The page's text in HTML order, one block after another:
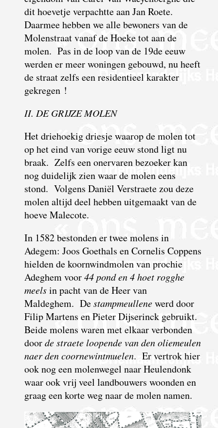
dit hoevetje verpachtte aan Jan Roete.
Daarmee hebben we alle bewoners van de
Molenstraat vanaf de Hoeke tot aan de
molen. Pas in de loop van de 19de eeuw
werden er meer woningen gebouwd, nu heeft
de straat zelfs een residentieel karakter
gekregen !
II. DE GRIJZE MOLEN
Het driehoekig driesje waarop de molen tot
op het eind van vorige eeuw stond ligt nu
braak. Zelfs een onervaren bezoeker kan
nog duidelijk zien waar de molen eens
stond. Volgens Daniël Verstraete zou deze
molen altijd deel hebben uitgemaakt van de
hoeve Malecote.
In 1582 bestonden er twee molens in
Adegem: Joos Goethals en Cornelis Coppens
hielden de koornwindmolen van prochie
Adeghem voor44 pond en 4 hoet rogghe
meelsin pacht van de Heer van
Maldeghem. Destampmeullenewerd door
Filip Martens en Pieter Dijserinck gebruikt.
Beide molens waren met elkaar verbonden
doorde straete loopende van den oliemeulen
naer den coornewintmuelen. Er vertrok hier
ook nog een molenwegel naar Heulendonk
waar ook vrij veel landbouwers woonden en
graag een korte weg naar de molen namen.